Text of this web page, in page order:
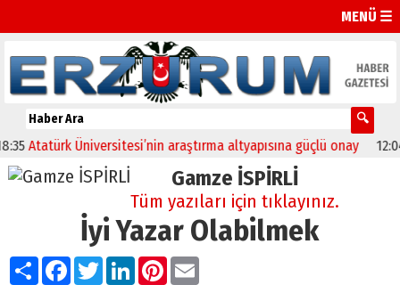
MENÜ ☰
Üniversitesi’nin araştırma altyapısına güçlü onay 12:04
Gamze İSPİRLİ
Tüm yazıları için tıklayınız.
İyi Yazar Olabilmek
PaylaşFacebook
TwitterLinkedIn
Pinterest
Email